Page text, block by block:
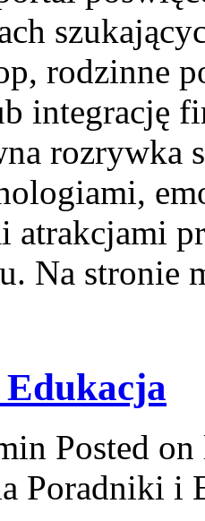
rodzinne
integrację
rozrywka
atrakcjami
Na stronie
Posted
Poradniki i